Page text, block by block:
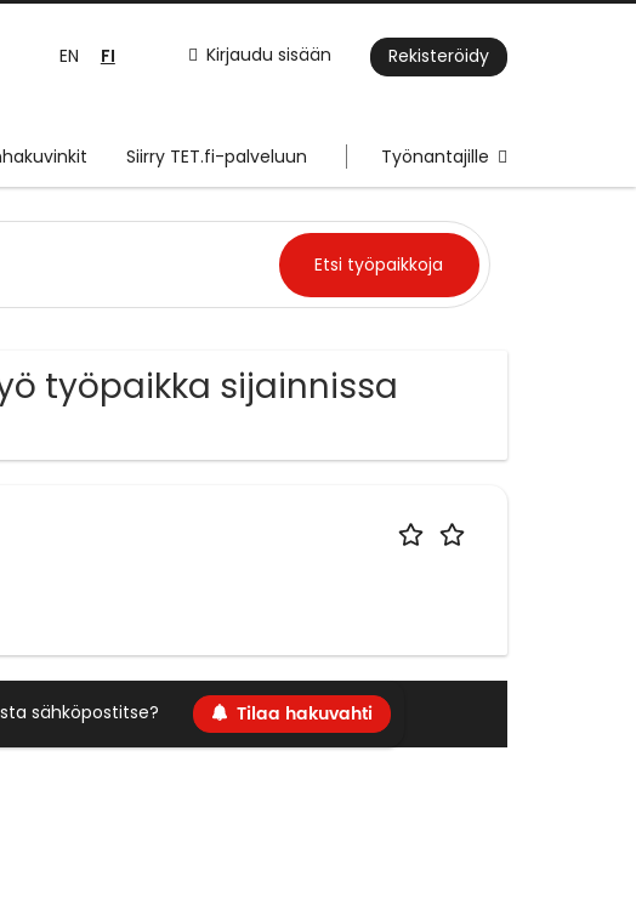
Kirjaudu sisään Rekisteröidy
EN FI
Siirry TET.fi-palveluun Työnantajille
työpaikka sijainnissa
sähköpostitse? Tilaa hakuvahti